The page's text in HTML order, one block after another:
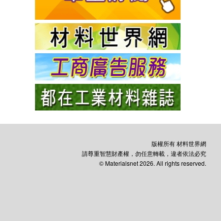
版權所有 材料世界網
請尊重智慧財產權，勿任意轉載，違者依法必究
© Materialsnet 2026. All rights reserved.